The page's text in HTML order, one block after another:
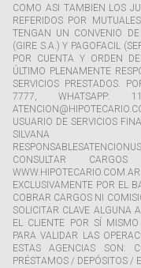
COMO ASI TAMBIEN LOS
REFERIDOS POR
TENGAN UN CONVENIO
(GIRE S.A.) Y PAGOFACIL
POR CUENTA Y ORDEN
ÚLTIMO PLENAMENTE
SERVICIOS PRESTADOS.
7777, WHATSAPP: 11-
USUARIO DE SERVICIOS
CONSULTAR
EXCLUSIVAMENTE POR EL
COBRAR CARGOS NI
SOLICITAR CLAVE ALGUNA
EL CLIENTE POR SÍ MISMO
PARA VALIDAR LAS
ESTAS AGENCIAS SON:
PRÉSTAMOS / DEPÓSITOS /